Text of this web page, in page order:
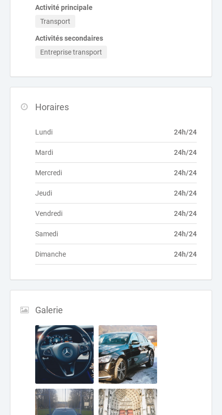
Activité principale
Transport
Activités secondaires
Entreprise transport
Horaires
Lundi 24h/24
Mardi 24h/24
Mercredi 24h/24
Jeudi 24h/24
Vendredi 24h/24
Samedi 24h/24
Dimanche 24h/24
Galerie